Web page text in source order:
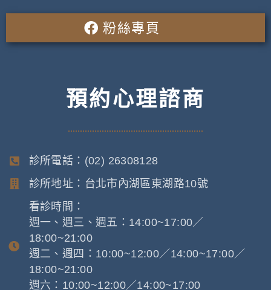
粉絲專頁
預約心理諮商
診所電話：(02) 26308128
診所地址：台北市內湖區東湖路10號
看診時間：
週一、週三、週五：14:00~17:00／
18:00~21:00
週二、週四：10:00~12:00／14:00~17:00／
18:00~21:00
週六：10:00~12:00／14:00~17:00